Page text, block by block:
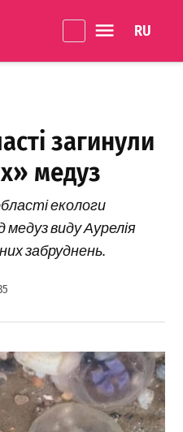
загинули
медуз
екологи
виду Аурелія
забруднень.